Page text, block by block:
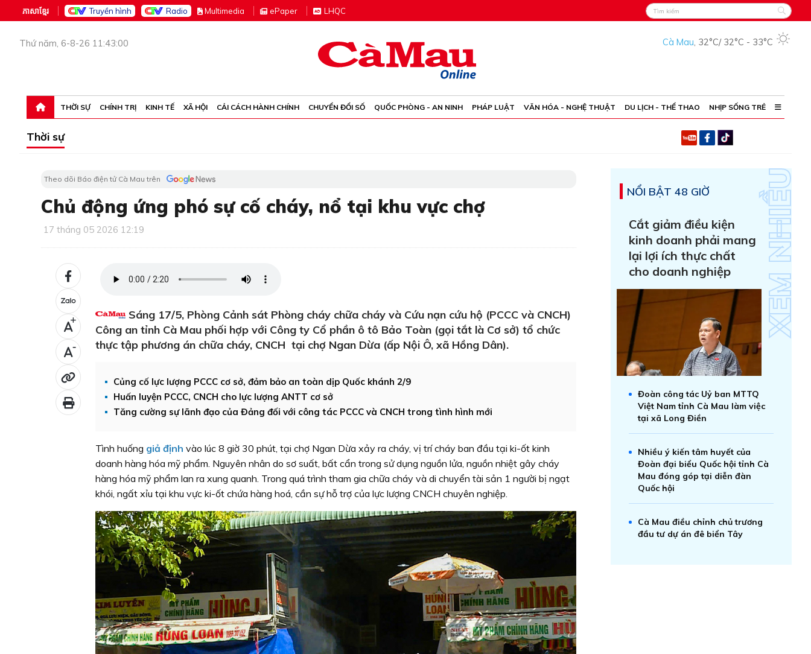
ភាសាខ្មែរ Truyền hình Radio Multimedia ePaper LHQC
Thứ năm, 6-8-26 11:43:00 Cà Mau, 32°C/ 32°C - 33°C
THỜI SỰ CHÍNH TRỊ KINH TẾ XÃ HỘI CẢI CÁCH HÀNH CHÍNH CHUYỂN ĐỔI SỐ QUỐC PHÒNG - AN NINH PHÁP LUẬT VĂN HÓA - NGHỆ THUẬT DU LỊCH - THỂ THAO NHỊP SỐNG TRẺ
Thời sự
Theo dõi Báo điện tử Cà Mau trên
Chủ động ứng phó sự cố cháy, nổ tại khu vực chợ
17 tháng 05 2026 12:19
+
-
Sáng 17/5, Phòng Cảnh sát Phòng cháy chữa cháy và Cứu nạn cứu hộ (PCCC và CNCH)
Công an tỉnh Cà Mau phối hợp với Công ty Cổ phần ô tô Bảo Toàn (gọi tắt là Cơ sở) tổ chức
thực tập phương án chữa cháy, CNCH tại chợ Ngan Dừa (ấp Nội Ô, xã Hồng Dân).
Củng cố lực lượng PCCC cơ sở, đảm bảo an toàn dịp Quốc khánh 2/9
Huấn luyện PCCC, CNCH cho lực lượng ANTT cơ sở
Tăng cường sự lãnh đạo của Đảng đối với công tác PCCC và CNCH trong tình hình mới
Tình huống giả định vào lúc 8 giờ 30 phút, tại chợ Ngan Dừa xảy ra cháy, vị trí cháy ban đầu tại ki-ốt kinh
doanh hàng hóa mỹ phẩm. Nguyên nhân do sơ suất, bất cẩn trong sử dụng nguồn lửa, nguồn nhiệt gây cháy
hàng hóa mỹ phẩm lan ra xung quanh. Trong quá trình tham gia chữa cháy và di chuyển tài sản 1 người bị ngạt
khói, ngất xỉu tại khu vực ki-ốt chứa hàng hoá, cần sự hỗ trợ của lực lượng CNCH chuyên nghiệp.
NỔI BẬT 48 GIỜ
Cắt giảm điều kiện
kinh doanh phải mang
lại lợi ích thực chất
cho doanh nghiệp
Đoàn công tác Uỷ ban MTTQ
Việt Nam tỉnh Cà Mau làm việc
tại xã Long Điền
Nhiều ý kiến tâm huyết của
Đoàn đại biểu Quốc hội tỉnh Cà
Mau đóng góp tại diễn đàn
Quốc hội
Cà Mau điều chỉnh chủ trương
đầu tư dự án đê biển Tây